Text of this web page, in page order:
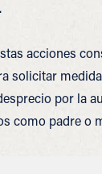
acciones
solicitar
por la
como padre o